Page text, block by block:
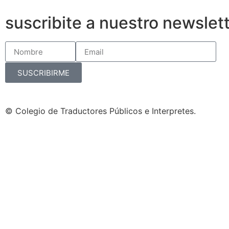
suscribite a nuestro
SUSCRIBIRME
© Colegio de Traductores Públicos e Interpretes.